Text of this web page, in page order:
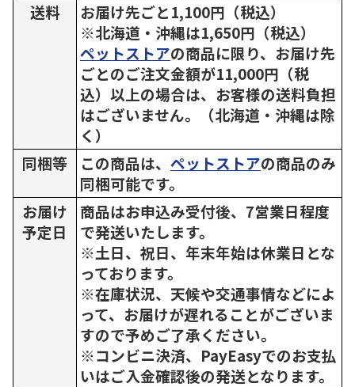
送料
お届け先ごと1,100円（税込）
※北海道・沖縄は1,650円（税込）
ペットストアの商品に限り、お届け先
ごとのご注文金額が11,000円（税
込）以上の場合は、お客様の送料負担
はございません。（北海道・沖縄は除
く）
同梱等
この商品は、 ペットストアの商品のみ
同梱可能です。
お届け
予定日
商品はお申込み受付後、7営業日程度
で発送いたします。
※土日、祝日、年末年始は休業日とな
っております。
※在庫状況、天候や交通事情などによ
って、お届けが遅れることがございま
すので予めご了承ください。
※コンビニ決済、PayEasyでのお支払
いはご入金確認後の発送となります。